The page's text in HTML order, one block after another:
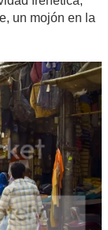
un mojón en la